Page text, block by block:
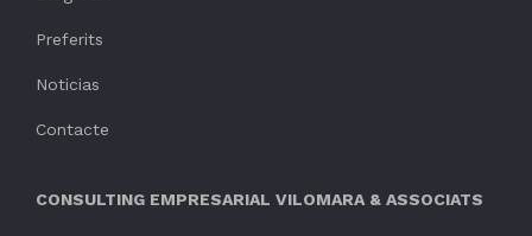
Preferits
Noticias
Contacte
CONSULTING EMPRESARIAL VILOMARA & ASSOCIATS